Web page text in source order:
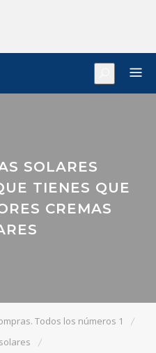
SOLARES
TIENES QUE
CREMAS
Todos los números 1